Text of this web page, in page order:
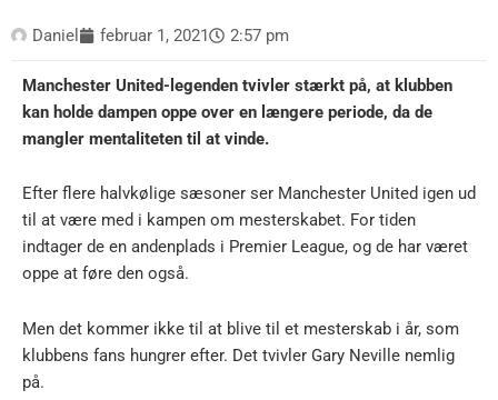
Daniel februar 1, 2021 2:57 pm
Manchester United-legenden tvivler stærkt på, at klubben
kan holde dampen oppe over en længere periode, da de
mangler mentaliteten til at vinde.
Efter flere halvkølige sæsoner ser Manchester United igen ud
til at være med i kampen om mesterskabet. For tiden
indtager de en andenplads i Premier League, og de har været
oppe at føre den også.
Men det kommer ikke til at blive til et mesterskab i år, som
klubbens fans hungrer efter. Det tvivler Gary Neville nemlig
på.